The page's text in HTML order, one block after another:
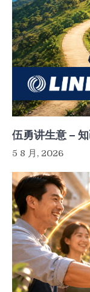
伍勇讲生意 –
5 8 月, 2026